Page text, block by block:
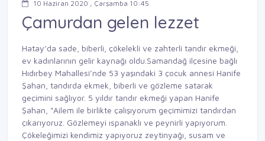
10 Haziran 2020 , Çarşamba 10:45
Çamurdan gelen lezzet
Hatay’da sade, biberli, çökelekli ve zahterli tandır ekmeği,
ev kadınlarının gelir kaynağı oldu.Samandağ ilçesine bağlı
Hıdırbey Mahallesi’nde 53 yaşındaki 3 çocuk annesi Hanife
Şahan, tandırda ekmek, biberli ve gözleme satarak
geçimini sağlıyor. 5 yıldır tandır ekmeği yapan Hanife
Şahan, "Ailem ile birlikte çalışıyorum geçimimizi tandırdan
çıkarıyoruz. Gözlemeyi ıspanaklı ve peynirli yapıyorum.
Çökeleğimizi kendimiz yapıyoruz zeytinyağı, susam ve